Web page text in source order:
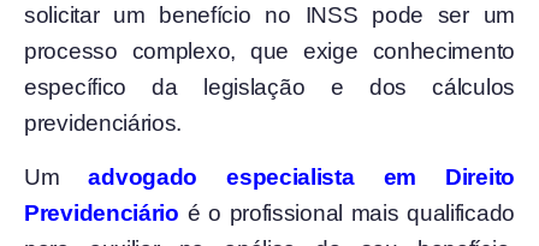
solicitar um benefício no INSS pode ser um
processo complexo, que exige conhecimento
específico da legislação e dos cálculos
previdenciários.
Umadvogado especialista em Direito
Previdenciário é o profissional mais qualificado